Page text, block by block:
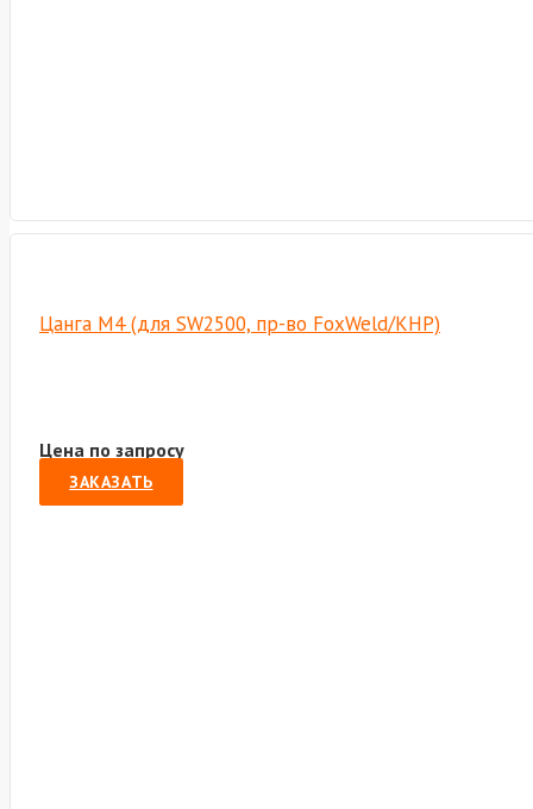
Цанга М4 (для SW2500, пр-во FoxWeld/КНР)
Цена по запросу
ЗАКАЗАТЬ